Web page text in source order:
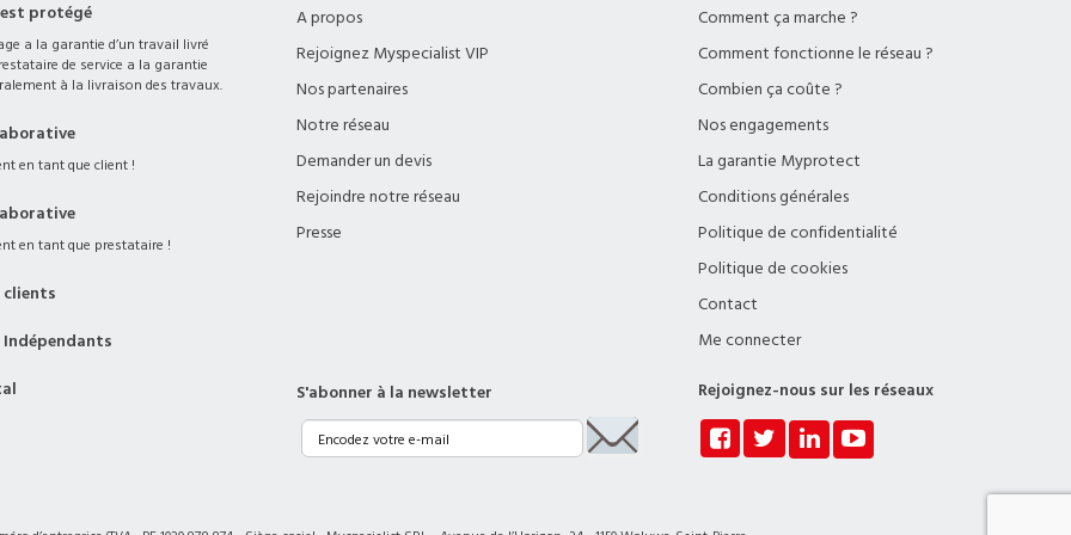
restauration complète.
protégé
a la garantie d’un travail livré
de service a la garantie
à la livraison des travaux.
en tant que client !
en tant que prestataire !
clients
A propos
Rejoignez Myspecialist VIP
Nos partenaires
Notre réseau
Demander un devis
Rejoindre notre réseau
Presse
S'abonner à la newsletter
Comment ça marche ?
Comment fonctionne le réseau ?
Combien ça coûte ?
Nos engagements
La garantie Myprotect
Conditions générales
Politique de confidentialité
Politique de cookies
Contact
Me connecter
Rejoignez-nous sur les réseaux